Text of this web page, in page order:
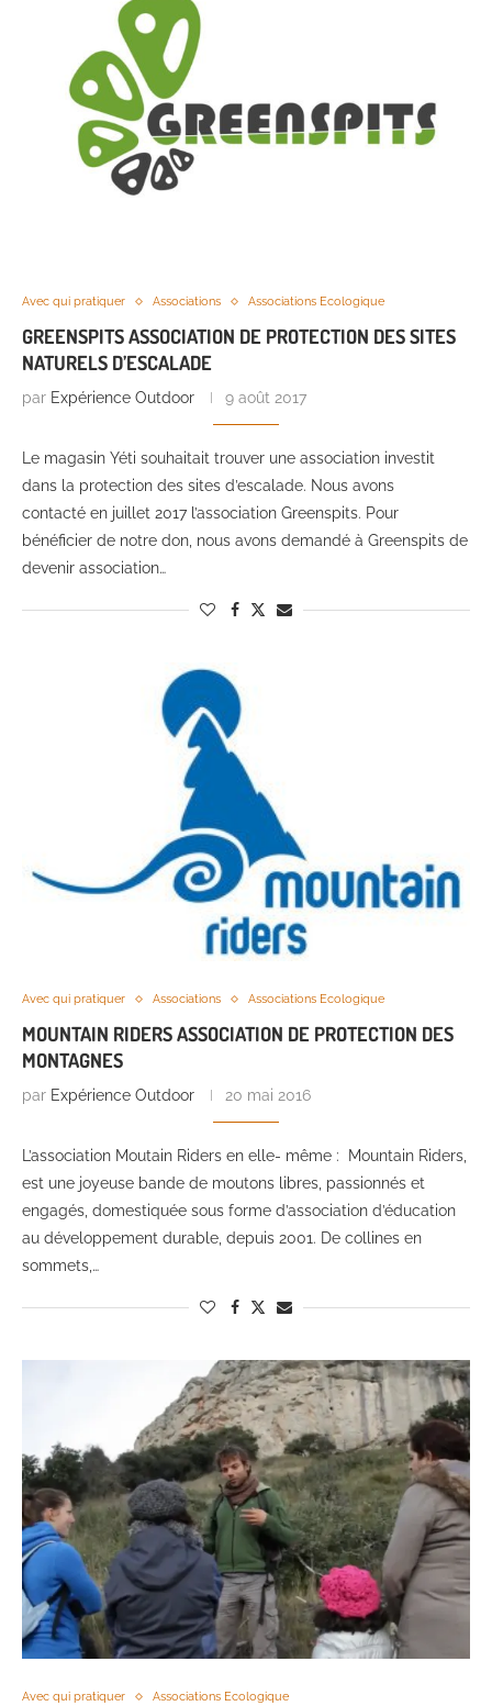
Avec qui pratiquer Associations Associations Ecologique
GREENSPITS ASSOCIATION DE PROTECTION DES SITES
NATURELS D’ESCALADE
par Expérience Outdoor 9 août 2017
Le magasin Yéti souhaitait trouver une association investit
dans la protection des sites d’escalade. Nous avons
contacté en juillet 2017 l’association Greenspits. Pour
bénéficier de notre don, nous avons demandé à Greenspits de
devenir association…
Avec qui pratiquer Associations Associations Ecologique
MOUNTAIN RIDERS ASSOCIATION DE PROTECTION DES
MONTAGNES
par Expérience Outdoor 20 mai 2016
L’association Moutain Riders en elle- même : Mountain Riders,
est une joyeuse bande de moutons libres, passionnés et
engagés, domestiquée sous forme d’association d’éducation
au développement durable, depuis 2001. De collines en
sommets,…
Avec qui pratiquer Associations Ecologique